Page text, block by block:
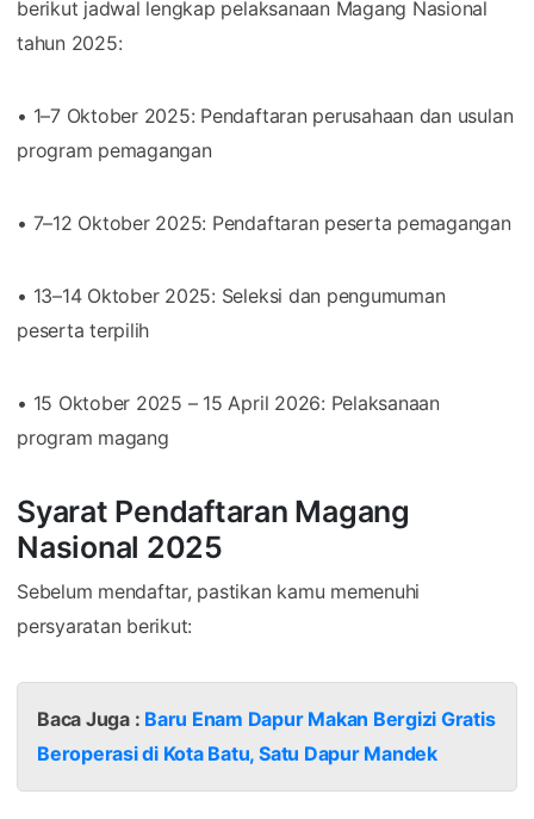
berikut jadwal lengkap pelaksanaan Magang Nasional
tahun 2025:
• 1–7 Oktober 2025: Pendaftaran perusahaan dan usulan
program pemagangan
• 7–12 Oktober 2025: Pendaftaran peserta pemagangan
• 13–14 Oktober 2025: Seleksi dan pengumuman
peserta terpilih
• 15 Oktober 2025 – 15 April 2026: Pelaksanaan
program magang
Syarat Pendaftaran Magang
Nasional 2025
Sebelum mendaftar, pastikan kamu memenuhi
persyaratan berikut:
Baca Juga : Baru Enam Dapur Makan Bergizi Gratis
Beroperasi di Kota Batu, Satu Dapur Mandek